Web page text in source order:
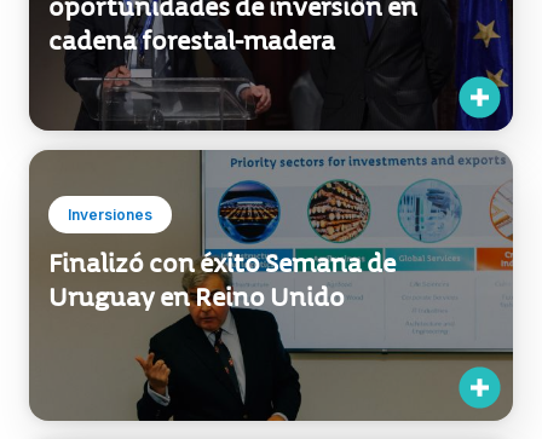
oportunidades de inversión en
cadena forestal-madera
Inversiones
Finalizó con éxito Semana de
Uruguay en Reino Unido